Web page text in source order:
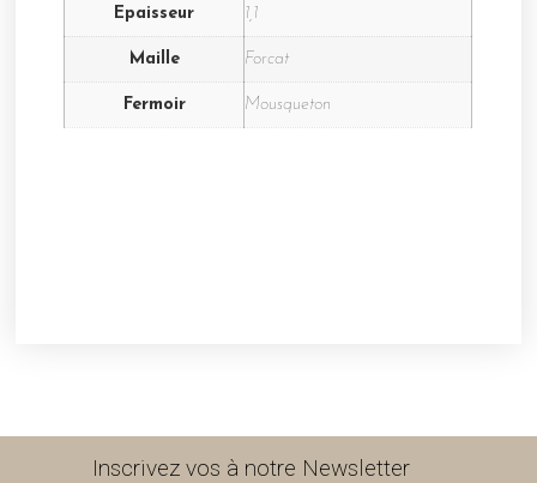
Epaisseur 1,1
Maille Forcat
Fermoir Mousqueton
Inscrivez vos à notre Newsletter